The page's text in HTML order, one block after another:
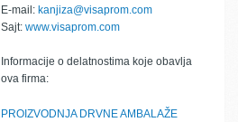
E-mail: kanjiza@visaprom.com
Sajt: www.visaprom.com
Informacije o delatnostima koje obavlja
ova firma:
PROIZVODNJA DRVNE AMBALAŽE